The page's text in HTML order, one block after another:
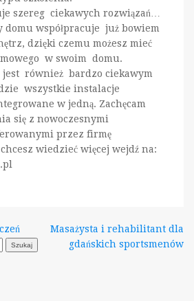
szereg ciekawych rozwiązań…
domu współpracuje już bowiem
dzięki czemu możesz mieć
w swoim domu.
również bardzo ciekawym
wszystkie instalacje
w jedną. Zachęcam
się z nowoczesnymi
przez firmę
wiedzieć więcej wejdź na:
Masażysta i rehabilitant dla
gdańskich sportsmenów